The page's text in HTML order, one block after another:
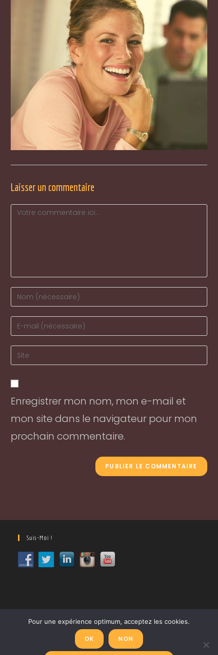
Laisser un commentaire
Comment
Enter
your
name
to
comment
Enter
your
email
address
comment
Enter
your
URL
(optional)
Enregistrer mon nom, mon e-mail et
mon site dans le navigateur pour mon
prochain commentaire.
Suis-Moi !
Politique de confidentialité Mentions Légales
Pour une expérience optimum, acceptez les cookies.
OK NON